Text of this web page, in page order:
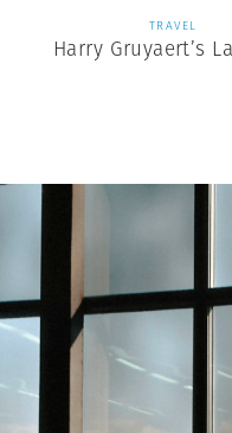
TRAVEL
Harry Gruyaert’s